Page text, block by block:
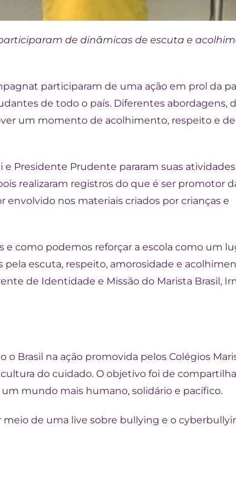
de dinâmicas de escuta e
participaram de uma ação em prol da
de todo o país. Diferentes abordagens,
um momento de acolhimento, respeito e
Presidente Prudente pararam suas
realizaram registros do que é ser promotor
envolvido nos materiais criados por crianças e
como podemos reforçar a escola como um
escuta, respeito, amorosidade e
de Identidade e Missão do Marista Brasil,
Brasil na ação promovida pelos Colégios
do cuidado. O objetivo foi de
mundo mais humano, solidário e pacífico.
de uma live sobre bullying e o